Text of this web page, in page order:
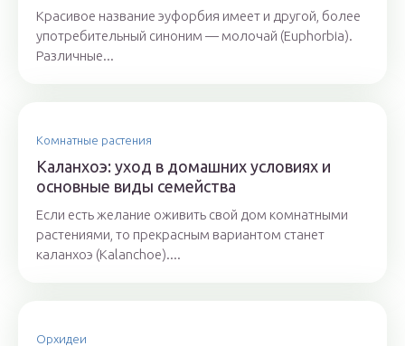
Красивое название эуфорбия имеет и другой, более
употребительный синоним — молочай (Euphorbia).
Различные...
Комнатные растения
Каланхоэ: уход в домашних условиях и
основные виды семейства
Если есть желание оживить свой дом комнатными
растениями, то прекрасным вариантом станет
каланхоэ (Kalanchoe)....
Орхидеи